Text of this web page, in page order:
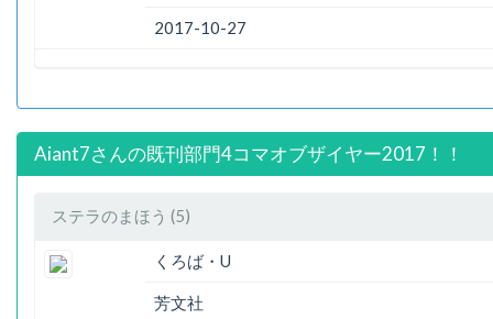
2017-10-27
Aiant7さんの既刊部門4コマオブザイヤー2017！！
ステラのまほう (5)
くろば・U
芳文社